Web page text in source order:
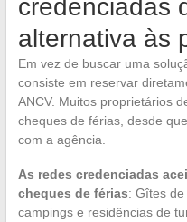
credenciadas
alternativa às
Em vez de buscar uma
consiste em reservar
ANCV. Muitos proprietários
cheques de férias, desde
com a agência.
As redes credenciadas
cheques de férias: Gîtes
campings e residências de